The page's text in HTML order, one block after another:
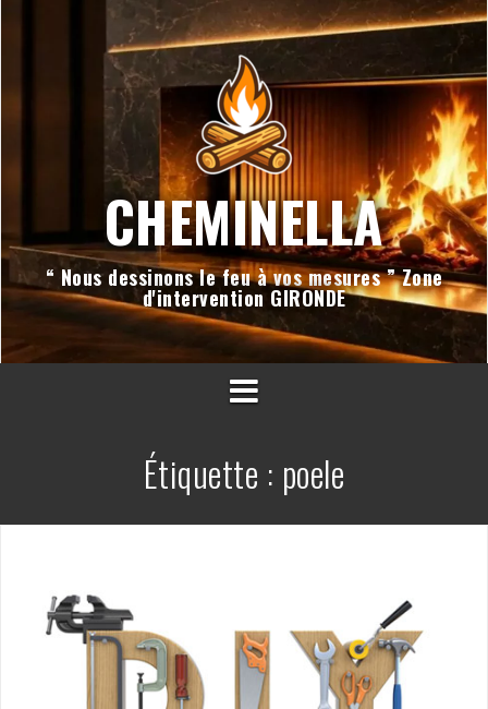
CHEMINELLA
“ Nous dessinons le feu à vos mesures ” Zone
d'intervention GIRONDE
Étiquette : poele